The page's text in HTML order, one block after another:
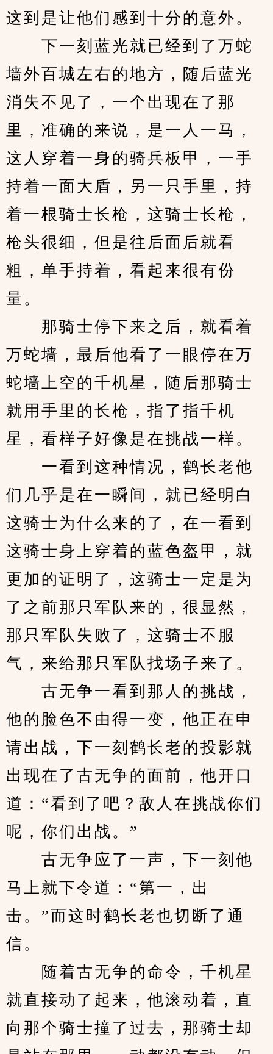
这到是让他们感到十分的意外。
下一刻蓝光就已经到了万蛇
墙外百城左右的地方，随后蓝光
消失不见了，一个出现在了那
里，准确的来说，是一人一马，
这人穿着一身的骑兵板甲，一手
持着一面大盾，另一只手里，持
着一根骑士长枪，这骑士长枪，
枪头很细，但是往后面后就看
粗，单手持着，看起来很有份
量。
那骑士停下来之后，就看着
万蛇墙，最后他看了一眼停在万
蛇墙上空的千机星，随后那骑士
就用手里的长枪，指了指千机
星，看样子好像是在挑战一样。
一看到这种情况，鹤长老他
们几乎是在一瞬间，就已经明白
这骑士为什么来的了，在一看到
这骑士身上穿着的蓝色盔甲，就
更加的证明了，这骑士一定是为
了之前那只军队来的，很显然，
那只军队失败了，这骑士不服
气，来给那只军队找场子来了。
古无争一看到那人的挑战，
他的脸色不由得一变，他正在申
请出战，下一刻鹤长老的投影就
出现在了古无争的面前，他开口
道：“看到了吧？敌人在挑战你们
呢，你们出战。”
古无争应了一声，下一刻他
马上就下令道：“第一，出
击。”而这时鹤长老也切断了通
信。
随着古无争的命令，千机星
就直接动了起来，他滚动着，直
向那个骑士撞了过去，那骑士却